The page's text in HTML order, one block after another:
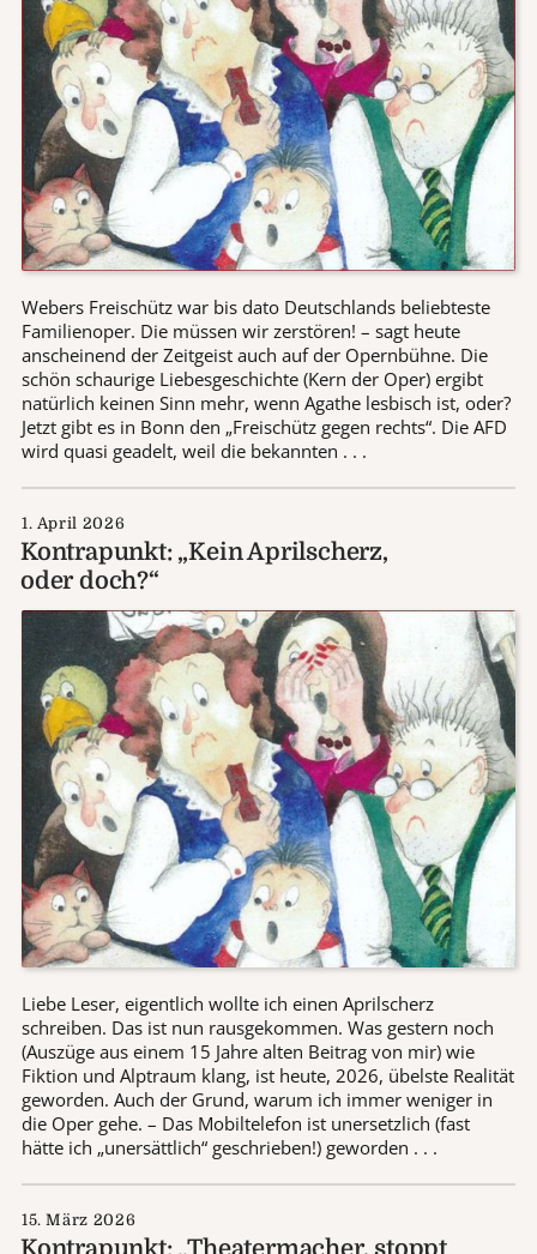
Webers Freischütz war bis dato Deutschlands beliebteste
Familienoper. Die müssen wir zerstören! – sagt heute
anscheinend der Zeitgeist auch auf der Opernbühne. Die
schön schaurige Liebesgeschichte (Kern der Oper) ergibt
natürlich keinen Sinn mehr, wenn Agathe lesbisch ist, oder?
Jetzt gibt es in Bonn den „Freischütz gegen rechts“. Die AFD
wird quasi geadelt, weil die bekannten . . .
1. April 2026
Kontrapunkt: „Kein Aprilscherz,
oder doch?“
Liebe Leser, eigentlich wollte ich einen Aprilscherz
schreiben. Das ist nun rausgekommen. Was gestern noch
(Auszüge aus einem 15 Jahre alten Beitrag von mir) wie
Fiktion und Alptraum klang, ist heute, 2026, übelste Realität
geworden. Auch der Grund, warum ich immer weniger in
die Oper gehe. – Das Mobiltelefon ist unersetzlich (fast
hätte ich „unersättlich“ geschrieben!) geworden . . .
15. März 2026
Kontrapunkt: „Theatermacher, stoppt